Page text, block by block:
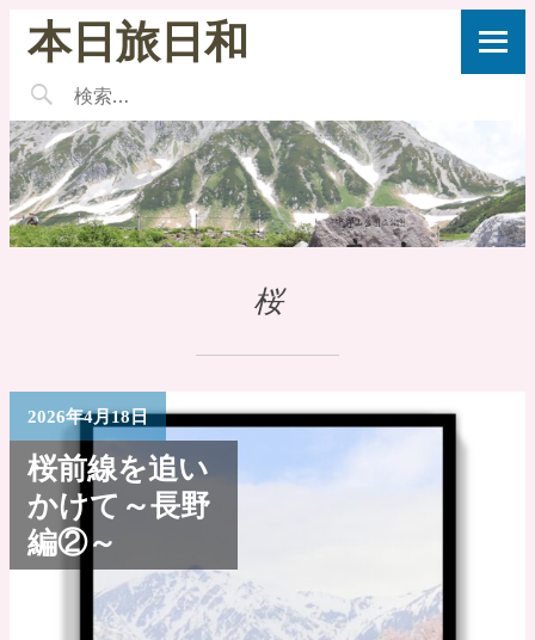
本日旅日和
桜
2026年4月18日
桜前線を追い
かけて～長野
編②～